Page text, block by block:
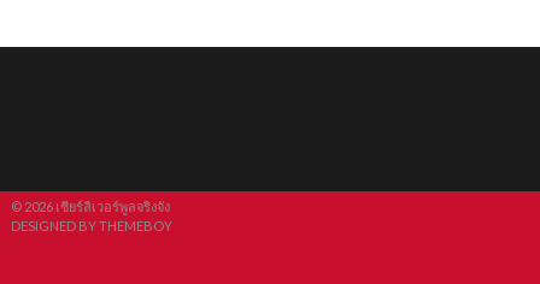
© 2026 เชียร์ลิเวอร์พูลจริงจัง
DESIGNED BY THEMEBOY